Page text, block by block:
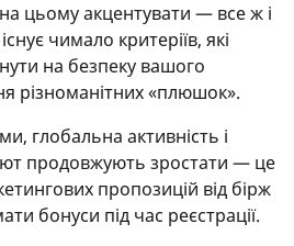
цьому акцентувати — все ж і
чимало критеріїв, які
на безпеку вашого
різноманітних «плюшок».
глобальна активність і
продовжують зростати — це
пропозицій від бірж
бонуси під час реєстрації.